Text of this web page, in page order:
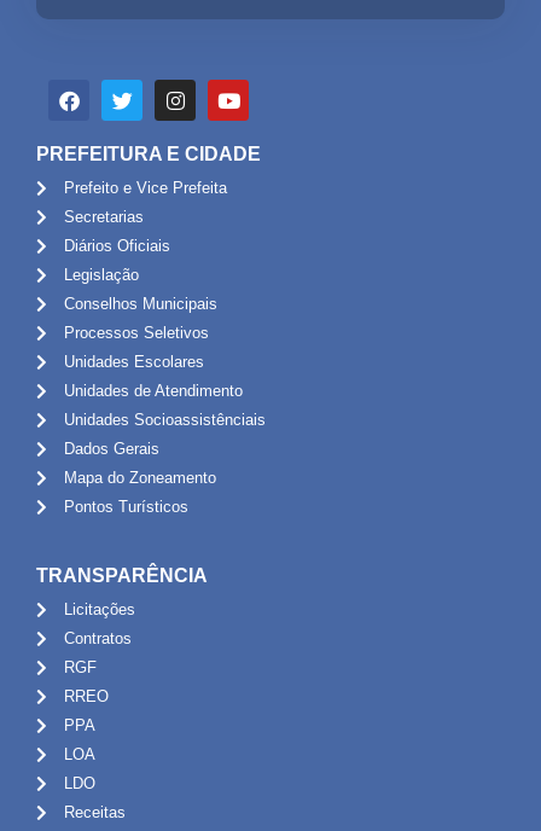
PREFEITURA E CIDADE
Prefeito e Vice Prefeita
Secretarias
Diários Oficiais
Legislação
Conselhos Municipais
Processos Seletivos
Unidades Escolares
Unidades de Atendimento
Unidades Socioassistênciais
Dados Gerais
Mapa do Zoneamento
Pontos Turísticos
TRANSPARÊNCIA
Licitações
Contratos
RGF
RREO
PPA
LOA
LDO
Receitas